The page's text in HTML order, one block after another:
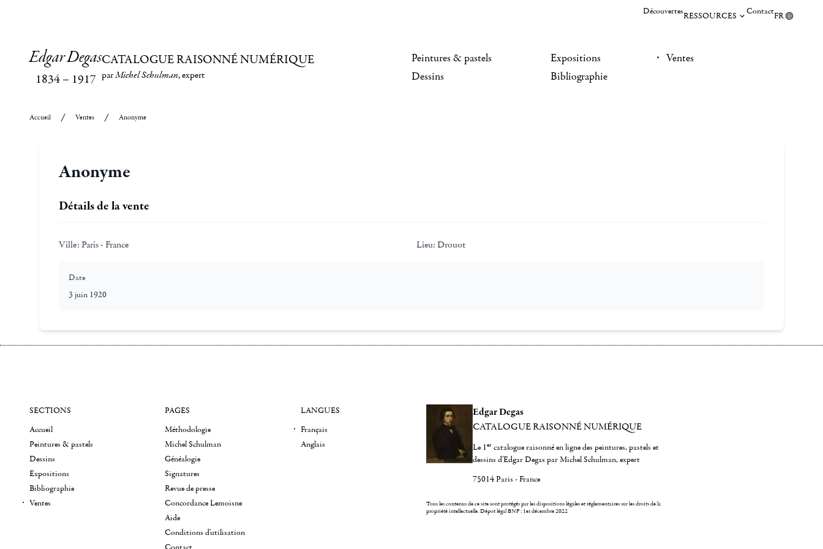
DécouvertesRESSOURCES ContactFR
Edgar Degas
1834– 1917
CATALOGUE RAISONNÉ NUMÉRIQUE
parMichel Schulman, expert
Peintures & pastels
Dessins
Expositions
Bibliographie
Ventes
Accueil Ventes Anonyme
Anonyme
Détails de la vente
Ville: Paris - France Lieu: Drouot
Date
3 juin 1920
Edgar Degas
CATALOGUE RAISONNÉ NUMÉRIQUE
Le 1er catalogue raisonné en ligne des peintures, pastels et
dessins d'Edgar Degas par Michel Schulman, expert
75014 Paris - France
Tous les contenus de ce site sont protégés par les dispositions légales et réglementaires sur les droits de la
propriété intellectuelle.Dépot légal BNF : 1er décembre 2022
SECTIONS
Accueil
Peintures & pastels
Dessins
Expositions
Bibliographie
Ventes
PAGES
Méthodologie
Michel Schulman
Généalogie
Signatures
Revue de presse
Concordance Lemoisne
Aide
Conditions d'utilisation
LANGUES
Français
Anglais